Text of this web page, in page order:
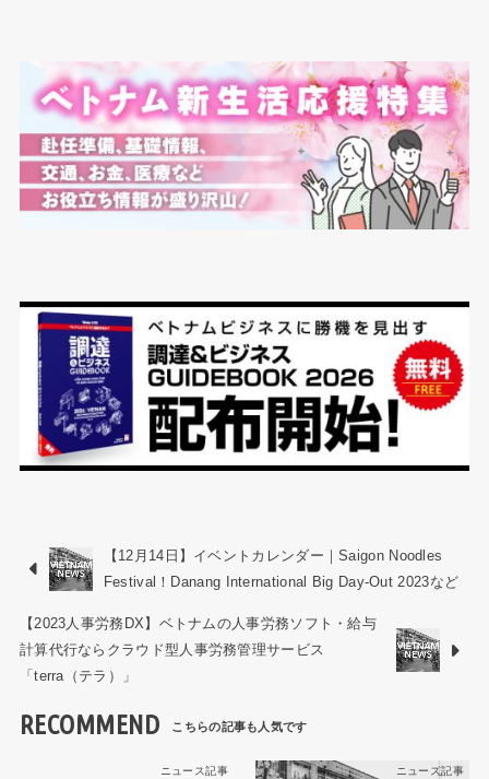
【12月14日】イベントカレンダー｜Saigon Noodles
Festival！Danang International Big Day-Out 2023など
【2023人事労務DX】ベトナムの人事労務ソフト・給与
計算代行ならクラウド型人事労務管理サービス
「terra（テラ）」
RECOMMEND
ニュース記事 ニュース記事